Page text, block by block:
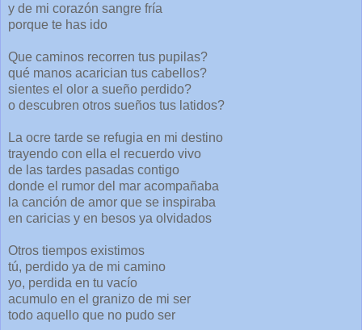
y de mi corazón sangre fría
porque te has ido
Que caminos recorren tus pupilas?
qué manos acarician tus cabellos?
sientes el olor a sueño perdido?
o descubren otros sueños tus latidos?
La ocre tarde se refugia en mi destino
trayendo con ella el recuerdo vivo
de las tardes pasadas contigo
donde el rumor del mar acompañaba
la canción de amor que se inspiraba
en caricias y en besos ya olvidados
Otros tiempos existimos
tú, perdido ya de mi camino
yo, perdida en tu vacío
acumulo en el granizo de mi ser
todo aquello que no pudo ser